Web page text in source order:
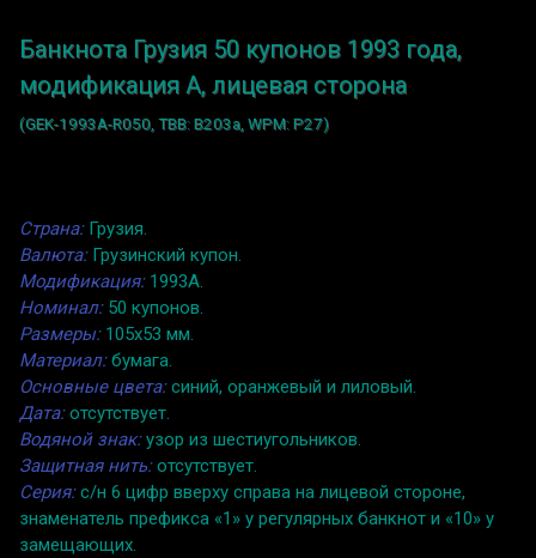
Банкнота Грузия 50 купонов 1993 года,
модификация A, лицевая сторона
(GEK-1993A-R050, TBB: B203a, WPM: P27)
Страна:Грузия.
Валюта:Грузинский купон.
Модификация:1993A.
Номинал:50 купонов.
Размеры:105x53 мм.
Материал:бумага.
Основные цвета:синий, оранжевый и лиловый.
Дата:отсутствует.
Водяной знак:узор из шестиугольников.
Защитная нить:отсутствует.
Серия:с/н 6 цифр вверху справа на лицевой стороне,
знаменатель префикса «1» у регулярных банкнот и «10» у
замещающих.